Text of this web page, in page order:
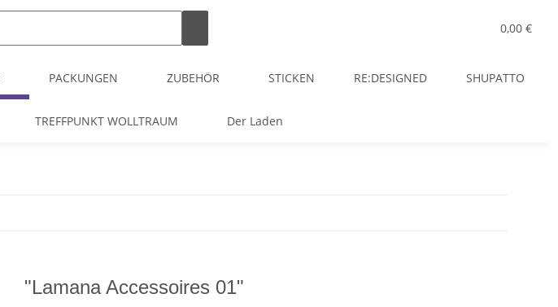
0,00 €
PACKUNGEN ZUBEHÖR STICKEN RE:DESIGNED SHUPATTO
TREFFPUNKT WOLLTRAUM Der Laden
"Lamana Accessoires 01"